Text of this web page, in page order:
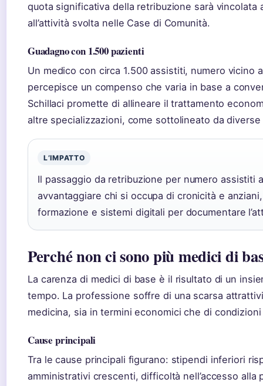
quota significativa della retribuzione sarà vincolata
all’attività svolta nelle Case di Comunità.
Guadagno con 1.500 pazienti
Un medico con circa 1.500 assistiti, numero vicino
percepisce un compenso che varia in base a
Schillaci promette di allineare il trattamento
altre specializzazioni, come sottolineato da
L’IMPATTO
Il passaggio da retribuzione per numero assistiti
avvantaggiare chi si occupa di cronicità e
formazione e sistemi digitali per documentare
Perché non ci sono più medici di
La carenza di medici di base è il risultato di un
tempo. La professione soffre di una scarsa
medicina, sia in termini economici che di
Cause principali
Tra le cause principali figurano: stipendi inferiori
amministrativi crescenti, difficoltà nell’accesso